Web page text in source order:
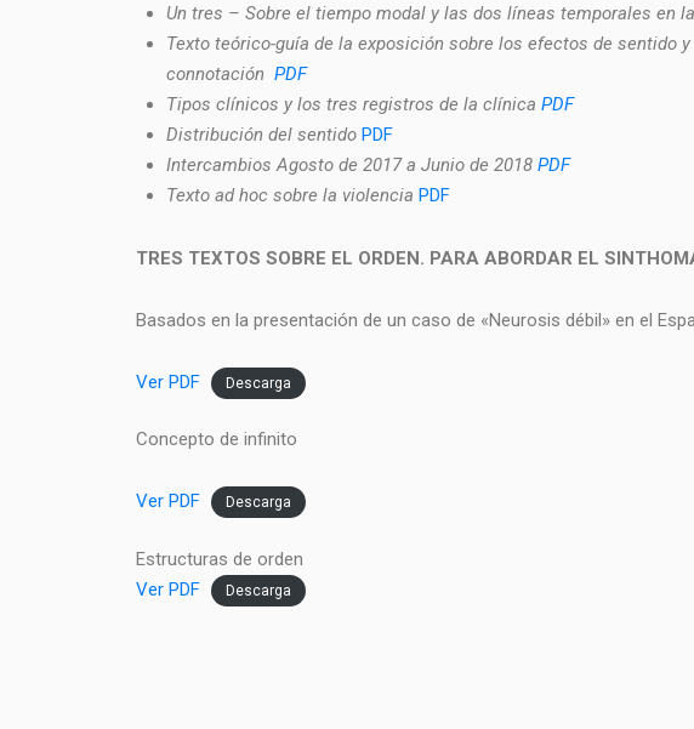
Un tres – Sobre el tiempo modal y las dos líneas temporales en
Texto teórico-guía de la exposición sobre los efectos de sentido
connotación PDF
Tipos clínicos y los tres registros de la clínica PDF
Distribución del sentido PDF
Intercambios Agosto de 2017 a Junio de 2018 PDF
Texto ad hoc sobre la violencia PDF
TRES TEXTOS SOBRE EL ORDEN. PARA ABORDAR EL
Basados en la presentación de un caso de «Neurosis débil» en el
Ver PDF Descarga
Concepto de infinito
Ver PDF Descarga
Estructuras de orden
Ver PDF
Descarga